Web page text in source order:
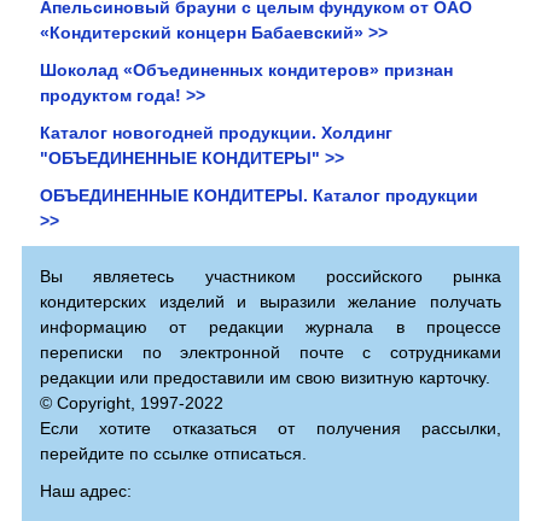
Апельсиновый брауни с целым фундуком от ОАО
«Кондитерский концерн Бабаевский» >>
Шоколад «Объединенных кондитеров» признан
продуктом года! >>
Каталог новогодней продукции. Холдинг
"ОБЪЕДИНЕННЫЕ КОНДИТЕРЫ" >>
ОБЪЕДИНЕННЫЕ КОНДИТЕРЫ. Каталог продукции
>>
Вы являетесь участником российского рынка
кондитерских изделий и выразили желание получать
информацию от редакции журнала в процессе
переписки по электронной почте с сотрудниками
редакции или предоставили им свою визитную карточку.
© Copyright, 1997-2022
Если хотите отказаться от получения рассылки,
перейдите по ссылке отписаться.
Наш адрес: